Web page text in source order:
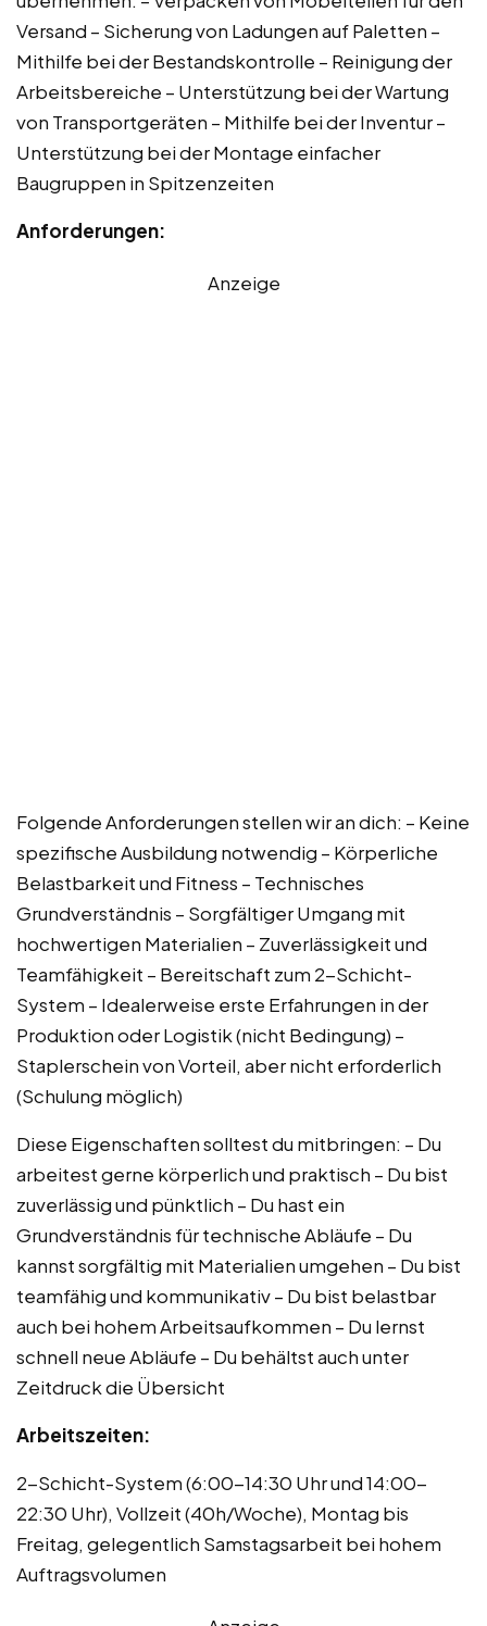
Versand – Sicherung von Ladungen auf Paletten –
Mithilfe bei der Bestandskontrolle – Reinigung der
Arbeitsbereiche – Unterstützung bei der Wartung
von Transportgeräten – Mithilfe bei der Inventur –
Unterstützung bei der Montage einfacher
Baugruppen in Spitzenzeiten
Anforderungen:
Anzeige
Folgende Anforderungen stellen wir an dich: – Keine
spezifische Ausbildung notwendig – Körperliche
Belastbarkeit und Fitness – Technisches
Grundverständnis – Sorgfältiger Umgang mit
hochwertigen Materialien – Zuverlässigkeit und
Teamfähigkeit – Bereitschaft zum 2-Schicht-
System – Idealerweise erste Erfahrungen in der
Produktion oder Logistik (nicht Bedingung) –
Staplerschein von Vorteil, aber nicht erforderlich
(Schulung möglich)
Diese Eigenschaften solltest du mitbringen: – Du
arbeitest gerne körperlich und praktisch – Du bist
zuverlässig und pünktlich – Du hast ein
Grundverständnis für technische Abläufe – Du
kannst sorgfältig mit Materialien umgehen – Du bist
teamfähig und kommunikativ – Du bist belastbar
auch bei hohem Arbeitsaufkommen – Du lernst
schnell neue Abläufe – Du behältst auch unter
Zeitdruck die Übersicht
Arbeitszeiten:
2-Schicht-System (6:00-14:30 Uhr und 14:00-
22:30 Uhr), Vollzeit (40h/Woche), Montag bis
Freitag, gelegentlich Samstagsarbeit bei hohem
Auftragsvolumen